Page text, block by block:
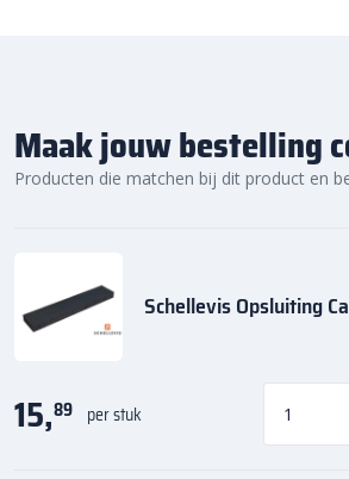
Maak jouw bestelling
Producten die matchen bij dit product en
Schellevis Opsluiting
15,89 per stuk